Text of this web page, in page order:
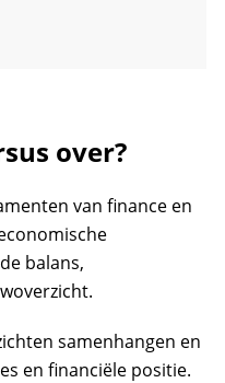
over?
van finance en
balans,
samenhangen en
en financiële positie.